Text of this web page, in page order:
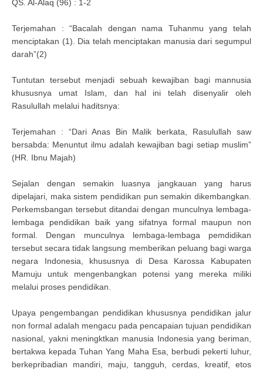
QS. Al-Alaq (96) : 1-2
Terjemahan : “Bacalah dengan nama Tuhanmu yang telah
menciptakan (1). Dia telah menciptakan manusia dari segumpul
darah”(2)
Tuntutan tersebut menjadi sebuah kewajiban bagi mannusia
khususnya umat Islam, dan hal ini telah disenyalir oleh
Rasulullah melalui haditsnya:
Terjemahan : “Dari Anas Bin Malik berkata, Rasulullah saw
bersabda: Menuntut ilmu adalah kewajiban bagi setiap muslim”
(HR. Ibnu Majah)
Sejalan dengan semakin luasnya jangkauan yang harus
dipelajari, maka sistem pendidikan pun semakin dikembangkan.
Perkemsbangan tersebut ditandai dengan munculnya lembaga-
lembaga pendidikan baik yang sifatnya formal maupun non
formal. Dengan munculnya lembaga-lembaga pemdidikan
tersebut secara tidak langsung memberikan peluang bagi warga
negara Indonesia, khususnya di Desa Karossa Kabupaten
Mamuju untuk mengenbangkan potensi yang mereka miliki
melalui proses pendidikan.
Upaya pengembangan pendidikan khususnya pendidikan jalur
non formal adalah mengacu pada pencapaian tujuan pendidikan
nasional, yakni meningktkan manusia Indonesia yang beriman,
bertakwa kepada Tuhan Yang Maha Esa, berbudi pekerti luhur,
berkepribadian mandiri, maju, tangguh, cerdas, kreatif, etos